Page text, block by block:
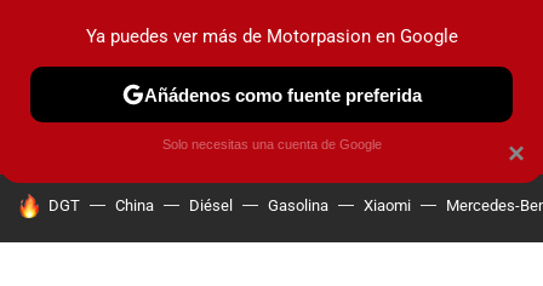
PRUEBAS COCHES ELÉCTRICOS OBSERVATORIO
HOY SE HABLA DE
DGT China Diésel Gasolina Xiaomi Mercedes-
×
Ya puedes ver más de Motorpasion en Google
Añádenos como fuente preferida
Solo necesitas una cuenta de Google